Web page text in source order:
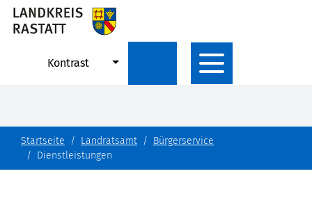
Kontrast
Startseite Landratsamt
Bürgerservice
Dienstleistungen